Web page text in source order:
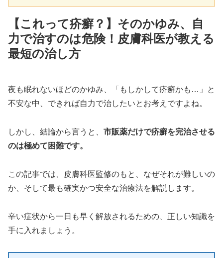
【これって疥癬？】そのかゆみ、自
力で治すのは危険！皮膚科医が教える
最短の治し方
夜も眠れないほどのかゆみ、「もしかして疥癬かも…」と
不安な中、できれば自力で治したいとお考えですよね。
しかし、結論から言うと、 市販薬だけで疥癬を完治させる
のは極めて困難です。
この記事では、皮膚科医監修のもと、なぜそれが難しいの
か、そして最も確実かつ安全な治療法を解説します。
辛い症状から一日も早く解放されるための、正しい知識を
手に入れましょう。